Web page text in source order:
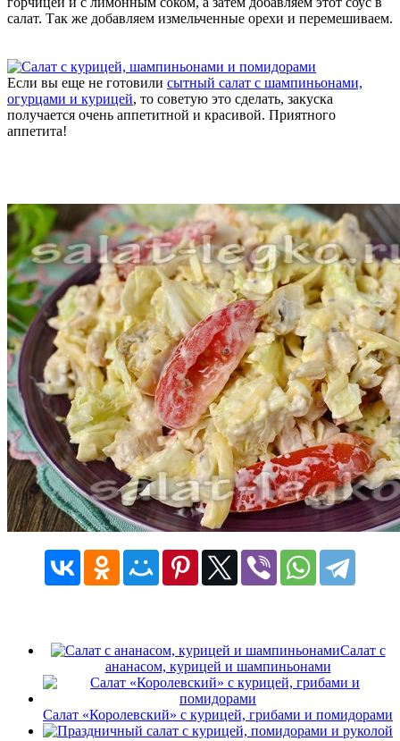
салат. Так же добавляем измельченные орехи и перемешиваем.
Если вы еще не готовили сытный салат с шампиньонами,
огурцами и курицей, то советую это сделать, закуска
получается очень аппетитной и красивой. Приятного
аппетита!
Салат с
ананасом, курицей и шампиньонами
Салат «Королевский» с курицей, грибами и помидорами